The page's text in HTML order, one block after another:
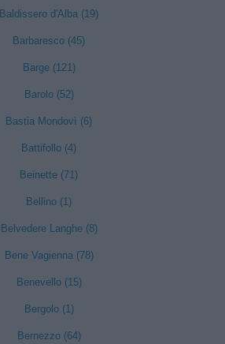
Baldissero d'Alba (19)
Barbaresco (45)
Barge (121)
Barolo (52)
Bastia Mondovì (6)
Battifollo (4)
Beinette (71)
Bellino (1)
Belvedere Langhe (8)
Bene Vagienna (78)
Benevello (15)
Bergolo (1)
Bernezzo (64)